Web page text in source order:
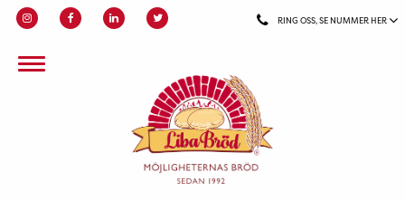
RING OSS, SE NUMMER HER